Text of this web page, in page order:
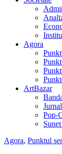
Agora
ArtBazar
Pop-
Agora, Punktul